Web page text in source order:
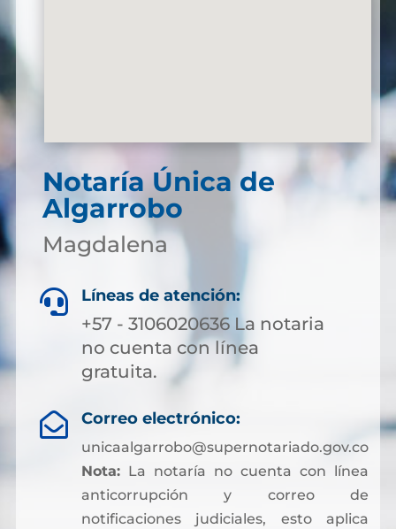
Notaría Única de
Algarrobo
Magdalena
 Líneas de atención:
+57 - 3106020636 La notaria
no cuenta con línea
gratuita.
 Correo electrónico:
unicaalgarrobo@supernotariado.gov.co
Nota:La notaría no cuenta con línea
anticorrupción y correo de
notificaciones judiciales, esto aplica